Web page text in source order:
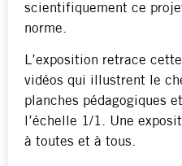
scientifiquement ce
norme.
L’exposition retrace
vidéos qui illustrent le
planches pédagogiques
l’échelle 1/1. Une
à toutes et à tous.